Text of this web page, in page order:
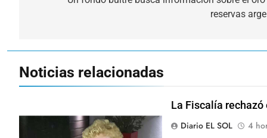
reservas
Noticias relacionadas
La Fiscalía
Diario EL SOL
4